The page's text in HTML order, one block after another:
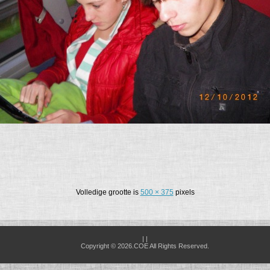
Volledige grootte is 500 × 375 pixels
| |
Copyright © 2026.COE All Rights Reserved.